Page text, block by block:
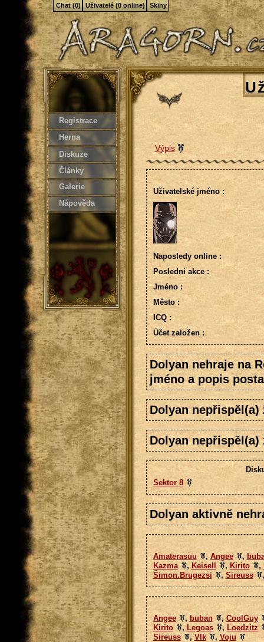
Registrace
Herna
Diskuze
Články
Galerie
Nápověda
Výpis
Uživatelské jméno :
Naposledy online :
Poslední akce :
Jméno :
Město :
ICQ :
Účet založen :
Dolyan nehraje na
jméno a popis
Dolyan nepřispěl(a)
Dolyan nepřispěl(a)
Sektor 8
Dolyan aktivně
Amaterasuu , Angee ,
Kazma
, Keisell , Kirito ,
Šimon.Brugezsi
,Sireuss
Angee ,buban , CoolGuy
Kirito
, Legoas , Loedzitz
Sireuss
,Vlk ,Voju
Chat (0) Uživatelé (0 online) Skiny